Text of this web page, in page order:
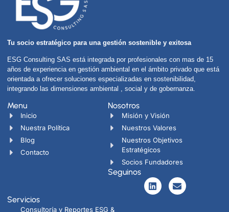
Tu socio estratégico para una gestión sostenible y exitosa
ESG Consulting SAS está integrada por profesionales con mas de 15
años de experiencia en gestión ambiental en el ámbito privado que está
orientada a ofrecer soluciones especializadas en sostenibilidad,
integrando las dimensiones ambiental , social y de gobernanza.
Menu
Inicio
Nuestra Política
Blog
Contacto
Nosotros
Misión y Visión
Nuestros Valores
Nuestros Objetivos
Estratégicos
Socios Fundadores
Seguinos
Servicios
Consultoría y Reportes ESG &